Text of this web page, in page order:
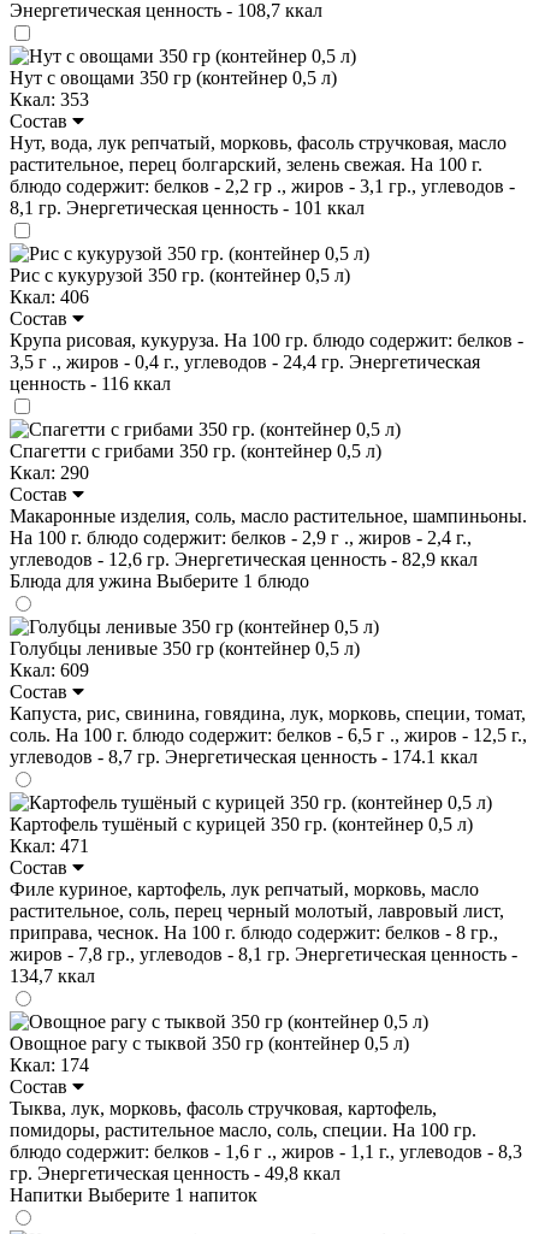
Энергетическая ценность - 108,7 ккал
Нут с овощами 350 гр (контейнер 0,5 л)
Ккал: 353
Состав
Нут, вода, лук репчатый, морковь, фасоль стручковая, масло
растительное, перец болгарский, зелень свежая. На 100 г.
блюдо содержит: белков - 2,2 гр ., жиров - 3,1 гр., углеводов -
8,1 гр. Энергетическая ценность - 101 ккал
Рис с кукурузой 350 гр. (контейнер 0,5 л)
Ккал: 406
Состав
Крупа рисовая, кукуруза. На 100 гр. блюдо содержит: белков -
3,5 г ., жиров - 0,4 г., углеводов - 24,4 гр. Энергетическая
ценность - 116 ккал
Спагетти с грибами 350 гр. (контейнер 0,5 л)
Ккал: 290
Состав
Макаронные изделия, соль, масло растительное, шампиньоны.
На 100 г. блюдо содержит: белков - 2,9 г ., жиров - 2,4 г.,
углеводов - 12,6 гр. Энергетическая ценность - 82,9 ккал
Блюда для ужина Выберите 1 блюдо
Голубцы ленивые 350 гр (контейнер 0,5 л)
Ккал: 609
Состав
Капуста, рис, свинина, говядина, лук, морковь, специи, томат,
соль. На 100 г. блюдо содержит: белков - 6,5 г ., жиров - 12,5 г.,
углеводов - 8,7 гр. Энергетическая ценность - 174.1 ккал
Картофель тушёный с курицей 350 гр. (контейнер 0,5 л)
Ккал: 471
Состав
Филе куриное, картофель, лук репчатый, морковь, масло
растительное, соль, перец черный молотый, лавровый лист,
приправа, чеснок. На 100 г. блюдо содержит: белков - 8 гр.,
жиров - 7,8 гр., углеводов - 8,1 гр. Энергетическая ценность -
134,7 ккал
Овощное рагу с тыквой 350 гр (контейнер 0,5 л)
Ккал: 174
Состав
Тыква, лук, морковь, фасоль стручковая, картофель,
помидоры, растительное масло, соль, специи. На 100 гр.
блюдо содержит: белков - 1,6 г ., жиров - 1,1 г., углеводов - 8,3
гр. Энергетическая ценность - 49,8 ккал
Напитки Выберите 1 напиток